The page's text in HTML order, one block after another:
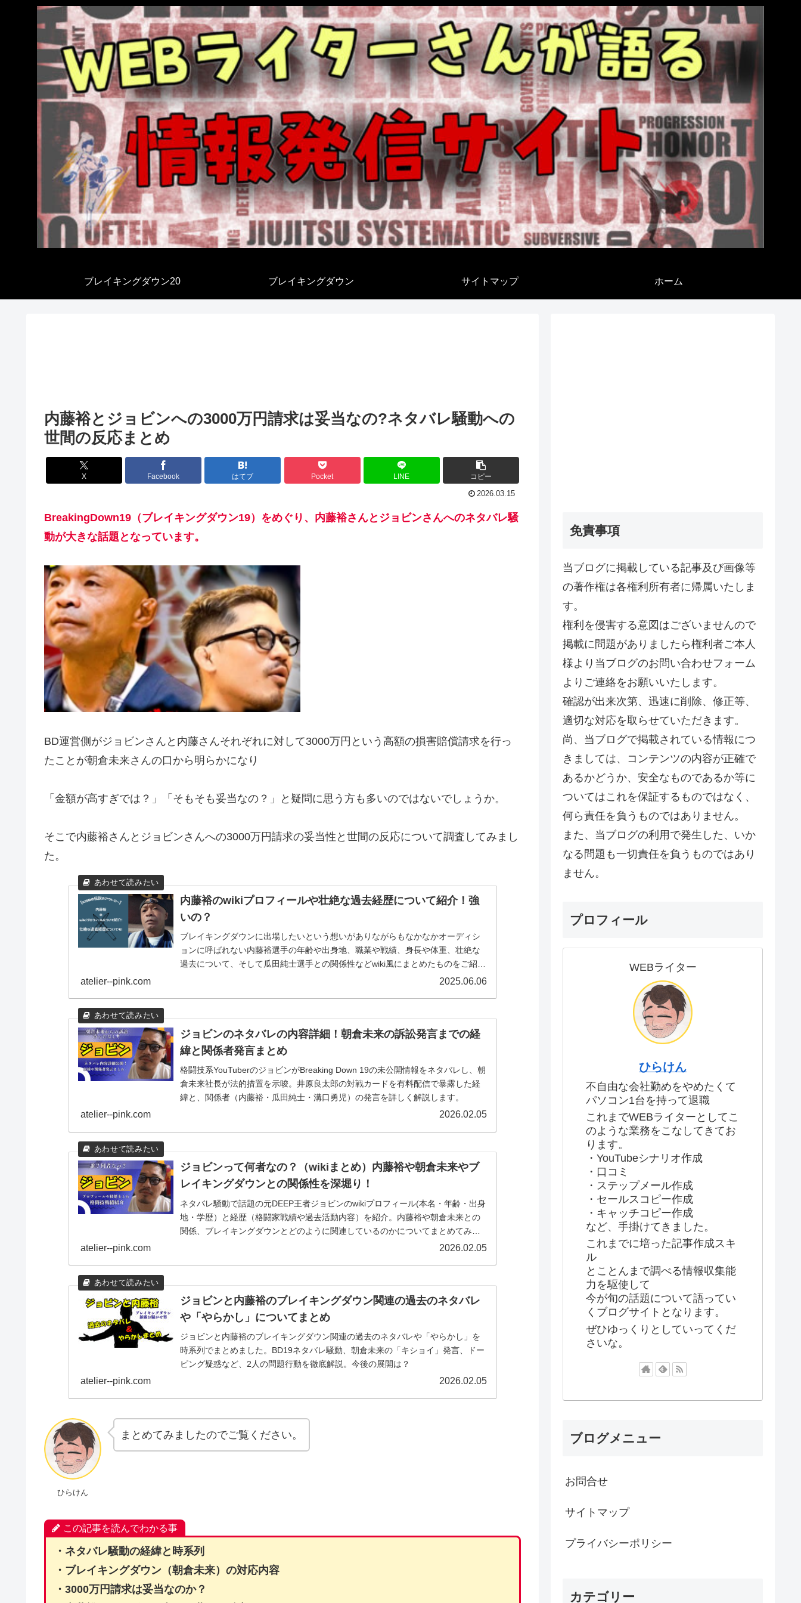
ブレイキングダウン20 ブレイキングダウン サイトマップ ホーム
内藤裕とジョビンへの3000万円請求は妥当なの?ネタバレ騒動への
世間の反応まとめ
X Facebook はてブ Pocket LINE コピー
2026.03.15
BreakingDown19（ブレイキングダウン19）をめぐり、内藤裕さんとジョビンさんへのネタバレ騒
動が大きな話題となっています。
BD運営側がジョビンさんと内藤さんそれぞれに対して3000万円という高額の損害賠償請求を行っ
たことが朝倉未来さんの口から明らかになり
「金額が高すぎでは？」「そもそも妥当なの？」と疑問に思う方も多いのではないでしょうか。
そこで内藤裕さんとジョビンさんへの3000万円請求の妥当性と世間の反応について調査してみまし
た。
内藤裕のwikiプロフィールや壮絶な過去経歴について紹介！強
いの？
ブレイキングダウンに出場したいという想いがありながらもなかなかオーディシ
ョンに呼ばれない内藤裕選手の年齢や出身地、職業や戦績、身長や体重、壮絶な
過去について、そして瓜田純士選手との関係性などwiki風にまとめたものをご紹介
atelier--pink.com 2025.06.06
ジョビンのネタバレの内容詳細！朝倉未来の訴訟発言までの経
緯と関係者発言まとめ
格闘技系YouTuberのジョビンがBreaking Down 19の未公開情報をネタバレし、朝
倉未来社長が法的措置を示唆。井原良太郎の対戦カードを有料配信で暴露した経
緯と、関係者（内藤裕・瓜田純士・溝口勇児）の発言を詳しく解説します。
atelier--pink.com 2026.02.05
ジョビンって何者なの？（wikiまとめ）内藤裕や朝倉未来やブ
レイキングダウンとの関係性を深堀り！
ネタバレ騒動で話題の元DEEP王者ジョビンのwikiプロフィール(本名・年齢・出身
地・学歴）と経歴（格闘家戦績や過去活動内容）を紹介。内藤裕や朝倉未来との
関係、ブレイキングダウンとどのように関連しているのかについてまとめてみま
atelier--pink.com 2026.02.05
ジョビンと内藤裕のブレイキングダウン関連の過去のネタバレ
や「やらかし」についてまとめ
ジョビンと内藤裕のブレイキングダウン関連の過去のネタバレや「やらかし」を
時系列でまとめました。BD19ネタバレ騒動、朝倉未来の「キショイ」発言、ドー
ピング疑惑など、2人の問題行動を徹底解説。今後の展開は？
atelier--pink.com 2026.02.05
ひらけん
まとめてみましたのでご覧ください。
この記事を読んでわかる事
・ネタバレ騒動の経緯と時系列
・ブレイキングダウン（朝倉未来）の対応内容
・3000万円請求は妥当なのか？
免責事項
当ブログに掲載している記事及び画像等
の著作権は各権利所有者に帰属いたしま
す。
権利を侵害する意図はございませんので
掲載に問題がありましたら権利者ご本人
様より当ブログのお問い合わせフォーム
よりご連絡をお願いいたします。
確認が出来次第、迅速に削除、修正等、
適切な対応を取らせていただきます。
尚、当ブログで掲載されている情報につ
きましては、コンテンツの内容が正確で
あるかどうか、安全なものであるか等に
ついてはこれを保証するものではなく、
何ら責任を負うものではありません。
また、当ブログの利用で発生した、いか
なる問題も一切責任を負うものではあり
ません。
プロフィール
WEBライター
ひらけん
不自由な会社勤めをやめたくて
パソコン1台を持って退職
これまでWEBライターとしてこ
のような業務をこなしてきてお
ります。
・YouTubeシナリオ作成
・口コミ
・ステップメール作成
・セールスコピー作成
・キャッチコピー作成
など、手掛けてきました。
これまでに培った記事作成スキ
ル
とことんまで調べる情報収集能
力を駆使して
今が旬の話題について語ってい
くブログサイトとなります。
ぜひゆっくりとしていってくだ
さいな。
ブログメニュー
お問合せ
サイトマップ
プライバシーポリシー
カテゴリー